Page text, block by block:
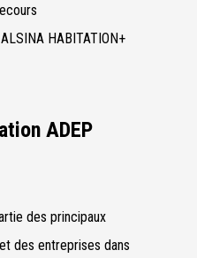
HABITATION+
ADEP
des principaux
des entreprises dans